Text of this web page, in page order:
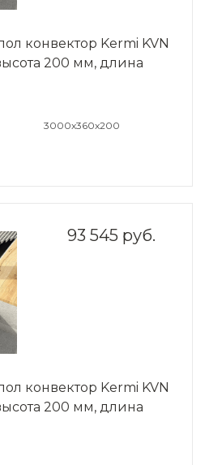
конвектор Kermi KVN
200 мм, длина
3000x360x200
93 545 руб.
конвектор Kermi KVN
200 мм, длина